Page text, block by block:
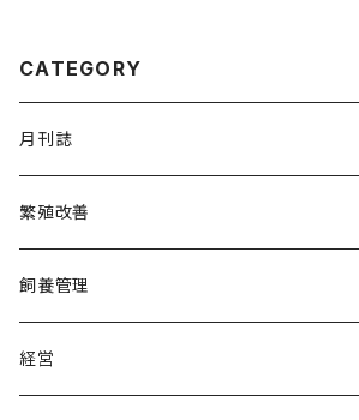
CATEGORY
月刊誌
繁殖改善
飼養管理
経営